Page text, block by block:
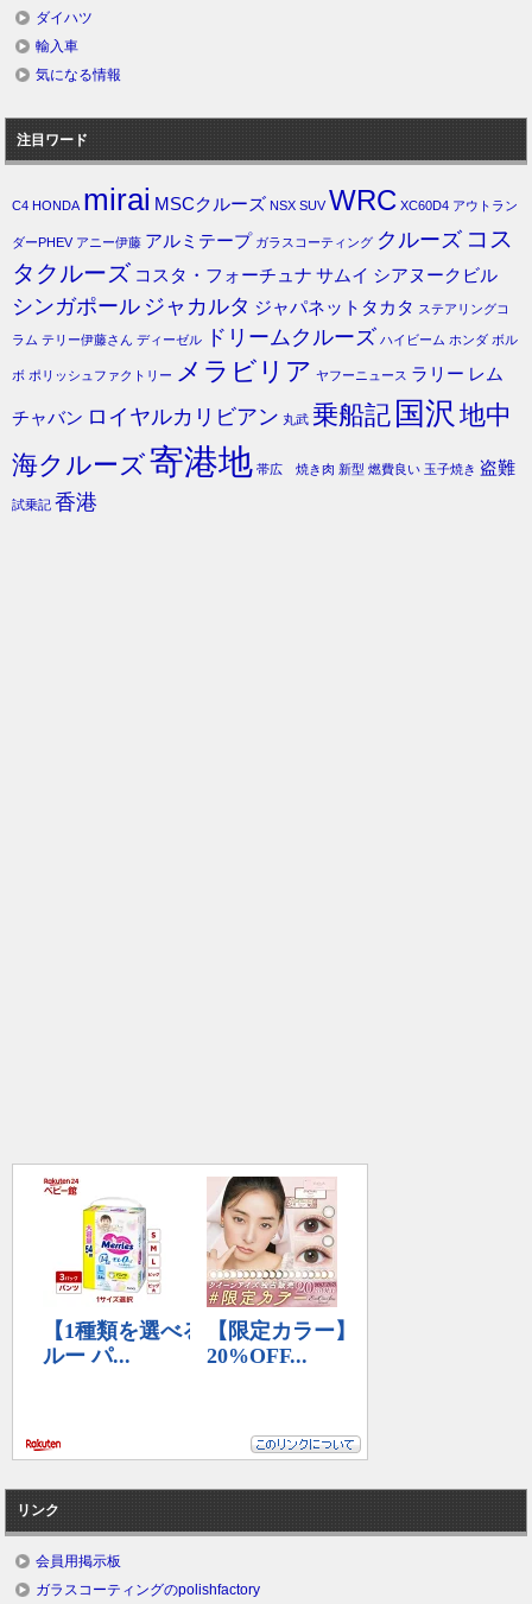
ダイハツ
輸入車
気になる情報
注目ワード
C4 HONDA mirai MSCクルーズ NSX SUV WRC XC60D4 アウトラン
ダーPHEV アニー伊藤 アルミテープ ガラスコーティング クルーズ コス
タクルーズ コスタ・フォーチュナ サムイ シアヌークビル
シンガポール ジャカルタ ジャパネットタカタ ステアリングコ
ラム テリー伊藤さん ディーゼル ドリームクルーズ ハイビーム ホンダ ボル
ボ ポリッシュファクトリー メラビリア ヤフーニュース ラリー レム
チャバン ロイヤルカリビアン 丸武 乗船記 国沢 地中
海クルーズ寄港地 帯広 焼き肉 新型 燃費良い 玉子焼き 盗難
試乗記 香港
リンク
会員用掲示板
ガラスコーティングのpolishfactory